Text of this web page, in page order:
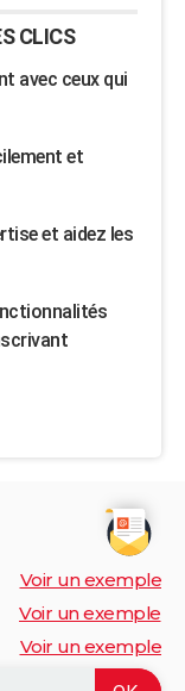
CLICS
avec ceux qui
et
et aidez les
Voir un exemple
Voir un exemple
Voir un exemple